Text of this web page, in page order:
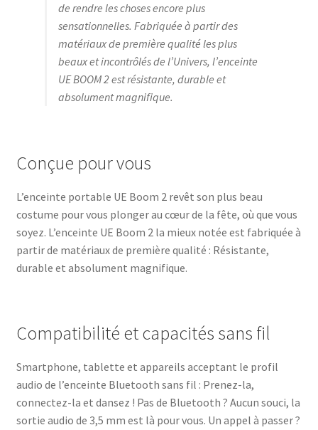
de rendre les choses encore plus
sensationnelles. Fabriquée à partir des
matériaux de première qualité les plus
beaux et incontrôlés de l’Univers, l’enceinte
UE BOOM 2 est résistante, durable et
absolument magnifique.
Conçue pour vous
L’enceinte portable UE Boom 2 revêt son plus beau
costume pour vous plonger au cœur de la fête, où que vous
soyez. L’enceinte UE Boom 2 la mieux notée est fabriquée à
partir de matériaux de première qualité : Résistante,
durable et absolument magnifique.
Compatibilité et capacités sans fil
Smartphone, tablette et appareils acceptant le profil
audio de l’enceinte Bluetooth sans fil : Prenez-la,
connectez-la et dansez ! Pas de Bluetooth ? Aucun souci, la
sortie audio de 3,5 mm est là pour vous. Un appel à passer ?